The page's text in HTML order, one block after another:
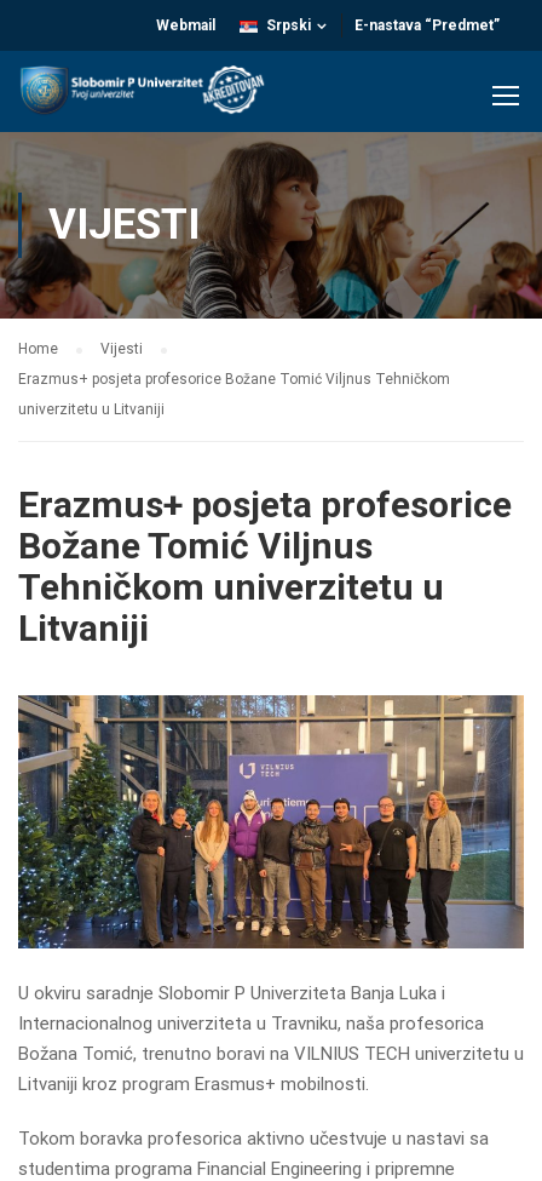
E-nastava “Predmet”
Srpski
Webmail
VIJESTI
Home
Vijesti
Erazmus+ posjeta profesorice Božane Tomić Viljnus Tehničkom
univerzitetu u Litvaniji
Erazmus+ posjeta profesorice
Božane Tomić Viljnus
Tehničkom univerzitetu u
Litvaniji
U okviru saradnje Slobomir P Univerziteta Banja Luka i
Internacionalnog univerziteta u Travniku, naša profesorica
Božana Tomić, trenutno boravi na VILNIUS TECH univerzitetu u
Litvaniji kroz program Erasmus+ mobilnosti.
Tokom boravka profesorica aktivno učestvuje u nastavi sa
studentima programa Financial Engineering i pripremne